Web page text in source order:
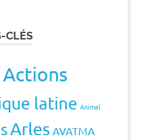
CLÉS
Actions
latine Animal
Arles AVATMA